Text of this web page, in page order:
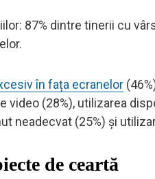
87% dintre tinerii cu
în fața ecranelor
video (28%), utilizarea
neadecvat (25%) și
de ceartă